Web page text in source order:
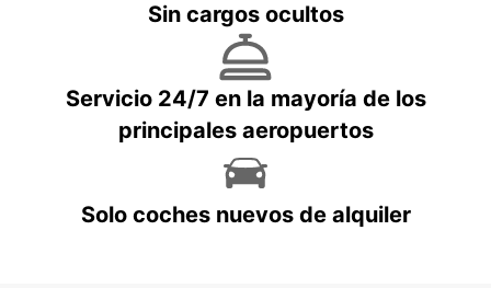
Sin cargos ocultos
Servicio 24/7 en la mayoría de los
principales aeropuertos
Solo coches nuevos de alquiler